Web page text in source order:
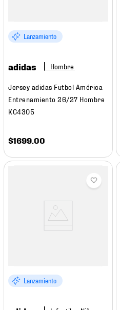
Lanzamiento
adidas Hombre
Jersey adidas Futbol América
Entrenamiento 26/27 Hombre
KC4305
$1699 .00
Lanzamiento